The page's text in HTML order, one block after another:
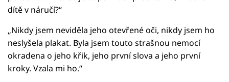
dítě v náručí?“
„Nikdy jsem neviděla jeho otevřené oči, nikdy jsem ho
neslyšela plakat. Byla jsem touto strašnou nemocí
okradena o jeho křik, jeho první slova a jeho první
kroky. Vzala mi ho.“